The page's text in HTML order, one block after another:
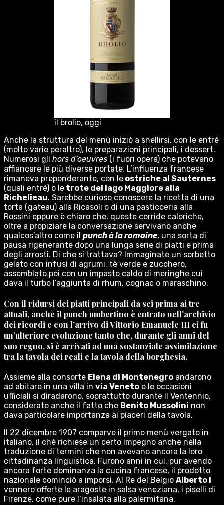
il brolio, oggi
Anche la struttura del menù iniziò a snellirsi, con le entré
(molto varie peraltro), le preparazioni principali, i dessert.
Numerosi gli hors d’oeuvres (i fuori opera) che potevano
affiancare le più diverse portate. L’influenza francese
rimaneva preponderante, con le ostriche al Sauternes
(quali entré) o le trote del lago Maggiore alla
Richelieau. Sarebbe curioso conoscere la ricetta di una
torta (gateau) alla Ricasoli o di una pasticceria alla
Rossini eppure è chiaro che, queste corride caloriche,
oltre a propiziare la conversazione servivano anche
qualcos’altro come il punch à la romaine, una sorta di
pausa rigenerante dopo una lunga serie di piatti e prima
degli arrosti. Di che si trattava? Immaginate un sorbetto
gelato con infusi di agrumi, tè verde e zucchero,
assemblato poi con un impasto caldo di meringhe cui
dava il turbo l’aggiunta di rhum, cognac o maraschino.
Con il ridursi dei piatti principali da sei prima ai tre
attuali, anche il punch umbertino è entrato nell’archivio
dei ricordi e con l’arrivo diVittorio Emanuele III ci fu
un’ulteriore evoluzione tanto che, durante gli anni del
suo regno, si è arrivati ad una sostanziale assimilazione
tra la tavola dei reali e la tavola della borghesia.
Assieme alla consorte Elena di Montenegro andarono
ad abitare in una villa in via Veneto e le occasioni
ufficiali si diradarono, soprattutto durante il Ventennio,
considerato anche il fatto che Benito Mussolini non
dava particolare importanza ai piaceri della tavola.
Il 22 dicembre 1907 comparve il primo menù vergato in
italiano, il ché richiese un certo impegno anche nella
traduzione di termini che non avevano ancora la loro
cittadinanza linguistica. Furono anni in cui, pur avendo
ancora forte dominanza la cucina francese, il prodotto
nazionale cominciò a imporsi. Al Re del Belgio Alberto I
vennero offerte le aragoste in salsa veneziana, i piselli di
Firenze, come pure l’insalata alla palermitana.